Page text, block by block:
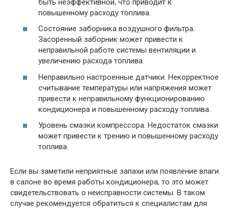
повышенному расходу топлива.
Состояние заборника воздушного фильтра.
Засоренный заборник может привести к
неправильной работе системы вентиляции и
увеличению расхода топлива.
Неправильно настроенные датчики. Некорректное
считывание температуры или напряжения может
привести к неправильному функционированию
кондиционера и повышенному расходу топлива.
Уровень смазки компрессора. Недостаток смазки
может привести к трению и повышенному расходу
топлива.
Если вы заметили неприятные запахи или появление влаги
в салоне во время работы кондиционера, то это может
свидетельствовать о неисправности системы. В таком
случае рекомендуется обратиться к специалистам для